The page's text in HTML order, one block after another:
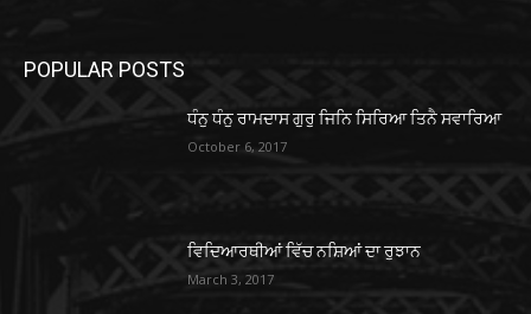
POPULAR POSTS
ਧੰਨੁ ਧੰਨੁ ਰਾਮਦਾਸ ਗੁਰੁ ਜਿਨਿ ਸਿਰਿਆ ਤਿਨੈ ਸਵਾਰਿਆ
October 6, 2017
ਵਿਦਿਆਰਥੀਆਂ ਵਿੱਚ ਨਸ਼ਿਆਂ ਦਾ ਰੁਝਾਨ
March 3, 2017